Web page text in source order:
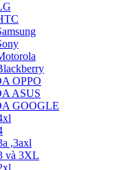
OPPO
ASUS
GOOGLE
,3axl
và 3XL